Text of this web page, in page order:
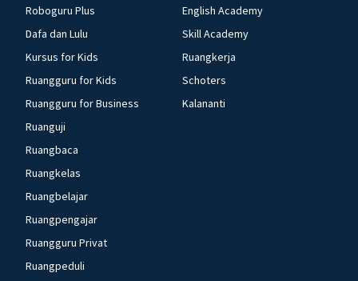
Roboguru Plus
Dafa dan Lulu
Kursus for Kids
Ruangguru for Kids
Ruangguru for Business
Ruanguji
Ruangbaca
Ruangkelas
Ruangbelajar
Ruangpengajar
Ruangguru Privat
Ruangpeduli
English Academy
Skill Academy
Ruangkerja
Schoters
Kalananti